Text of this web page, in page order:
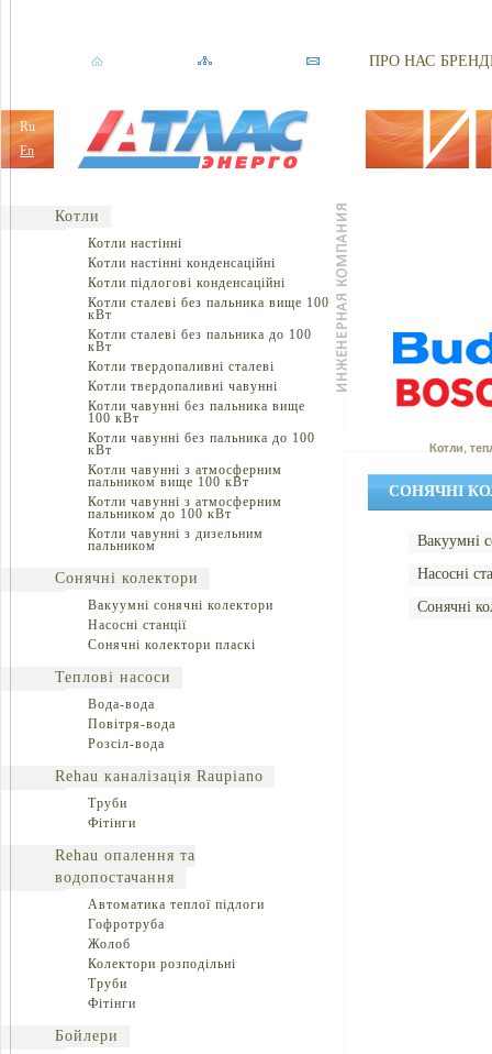
Ru
En
ПРО НАС
Котли
Котли настінні
Котли настінні конденсаційні
Котли підлогові конденсаційні
Котли сталеві без пальника вище 100
кВт
Котли сталеві без пальника до 100
кВт
Котли твердопаливні сталеві
Котли твердопаливні чавунні
Котли чавунні без пальника вище
100 кВт
Котли чавунні без пальника до 100
кВт
Котли чавунні з атмосферним
пальником вище 100 кВт
Котли чавунні з атмосферним
пальником до 100 кВт
Котли чавунні з дизельним
пальником
Сонячні колектори
Вакуумні сонячні колектори
Насосні станції
Сонячні колектори пласкі
Теплові насоси
Вода-вода
Повітря-вода
Розсіл-вода
Rehau каналізація Raupiano
Труби
Фітінги
Rehau опалення та
водопостачання
Автоматика теплої підлоги
Гофротруба
Жолоб
Колектори розподільні
Труби
Фітінги
Бойлери
Котли,
СОНЯЧНІ
Вакуумні
Насосні
Сонячні